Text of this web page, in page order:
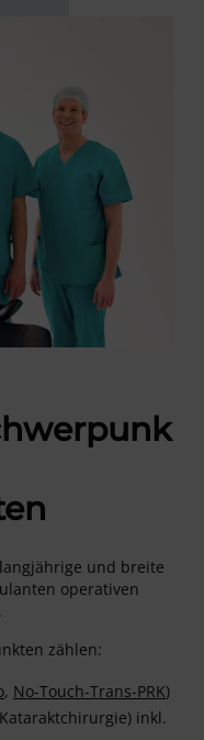
und breite
operativen
zählen:
, No-Touch-Trans-PRK)
inkl.